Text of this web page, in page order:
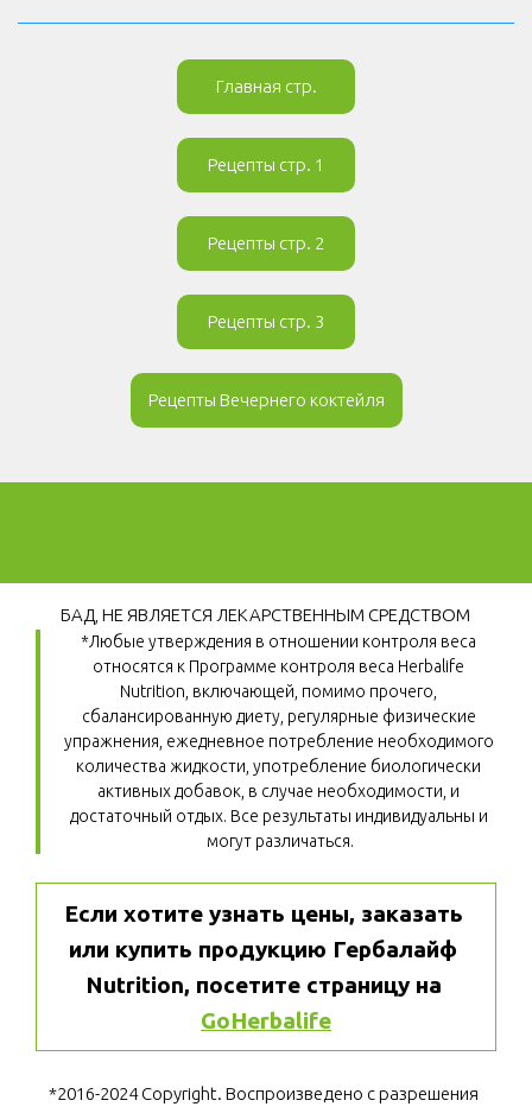
Главная стр.
Рецепты стр. 1
Рецепты стр. 2
Рецепты стр. 3
Рецепты Вечернего коктейля
БАД, НЕ ЯВЛЯЕТСЯ ЛЕКАРСТВЕННЫМ СРЕДСТВОМ
*Любые утверждения в отношении контроля веса
относятся к Программе контроля веса Herbalife
Nutrition, включающей, помимо прочего,
сбалансированную диету, регулярные физические
упражнения, ежедневное потребление необходимого
количества жидкости, употребление биологически
активных добавок, в случае необходимости, и
достаточный отдых. Все результаты индивидуальны и
могут различаться.
Если хотите узнать цены, заказать
или купить продукцию Гербалайф
GoHerbalife
*2016-2024 Copyright. Воспроизведено с разрешения